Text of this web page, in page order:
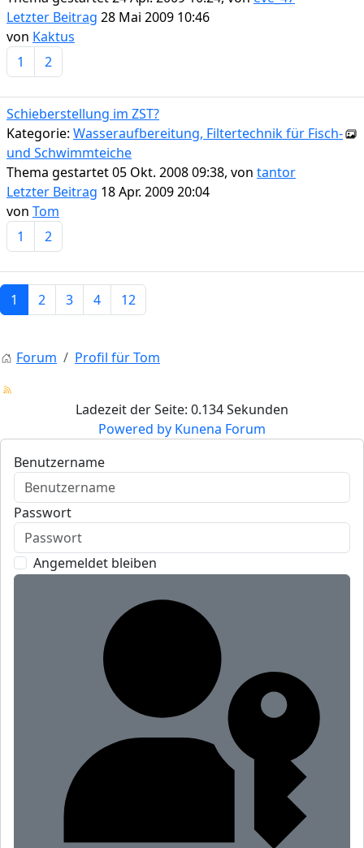
Letzter Beitrag 28 Mai 2009 10:46
von Kaktus
1
2
Schieberstellung im ZST?
Kategorie: Wasseraufbereitung, Filtertechnik für Fisch-
und Schwimmteiche
Thema gestartet 05 Okt. 2008 09:38, von tantor
Letzter Beitrag 18 Apr. 2009 20:04
von Tom
1
2
1 2 3 4 12
Forum Profil für Tom
Ladezeit der Seite: 0.134 Sekunden
Powered by Kunena Forum
Benutzername
Passwort
Angemeldet bleiben